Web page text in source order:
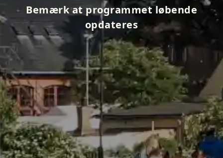
Bemærk at programmet løbende
opdateres